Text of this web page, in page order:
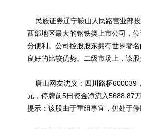
民族证券辽宁鞍山人民路营业部
西部地区最大的钢铁类上市公司，
分便利。公司控股股东拥有世界著
良好的比较优势。二级市场上，该
唐山网友沈义：四川路桥600039
元，停牌前5日资金净流入5688.87
提示：该股由于重组事宜，仍处于